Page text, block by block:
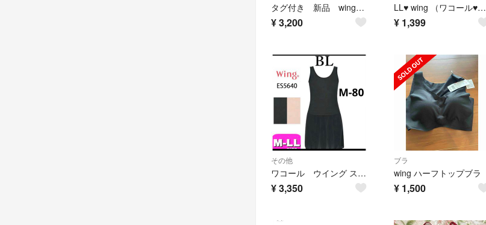
タグ付き 新品 wing ナチュラルアップブラ D80 pi ピンク 取り外し可能パットあり
¥3,200
LL♥ wing （ワコール♥ナチュラルアップブラ ペアショーツ ２枚セット
¥ 1,399
その他
ワコール ウイング スリップ ノースリーブ ブラック M 新品
¥3,350
ブラ
wing ハーフトップブラ
¥ 1,500